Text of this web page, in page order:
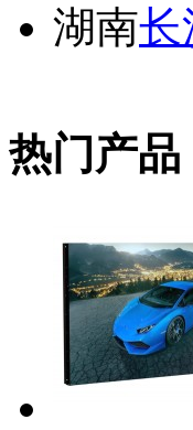
湖南长
热门产品